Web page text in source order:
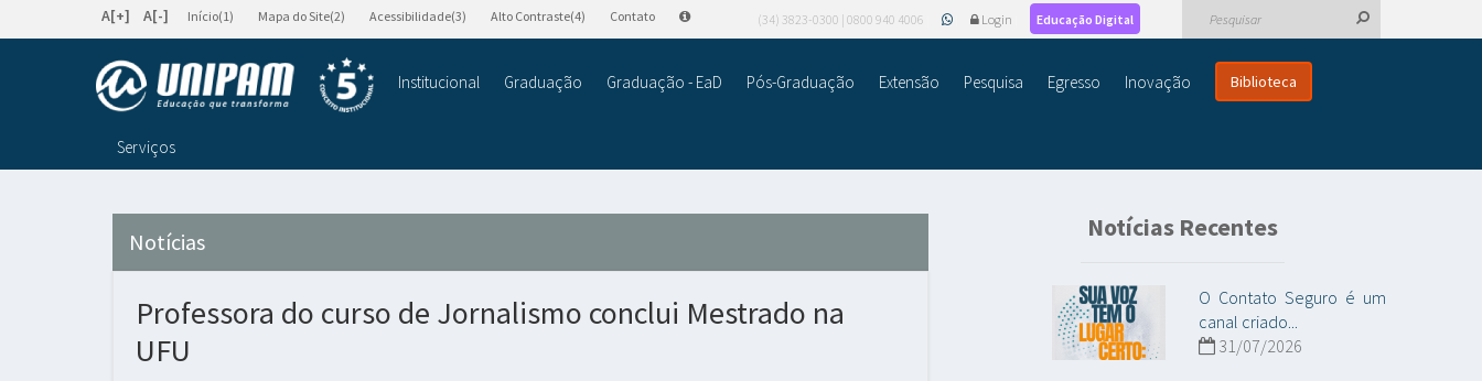
A[+] A[-] Início(1) Mapa do Site(2) Acessibilidade(3) Alto Contraste(4) Contato (34) 3823-0300 | 0800 940 4006 Login Educação Digital
Institucional Graduação Graduação - EaD Pós-Graduação Extensão Pesquisa Egresso Inovação Biblioteca
Serviços
Notícias
Professora do curso de Jornalismo conclui Mestrado na
UFU
Notícias Recentes
O Contato Seguro é um
canal criado...
31/07/2026